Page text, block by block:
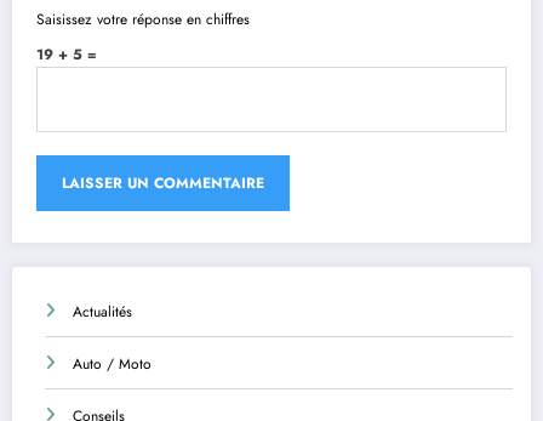
Saisissez votre réponse en chiffres
19 + 5 =
Actualités
Auto / Moto